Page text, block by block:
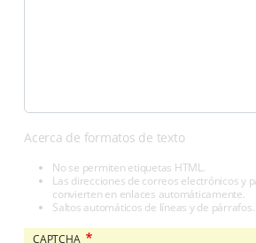
Acerca de formatos de texto
No se permiten etiquetas HTML.
Las direcciones de correos electrónicos y
convierten en enlaces automáticamente.
Saltos automáticos de líneas y de párrafos.
CAPTCHA